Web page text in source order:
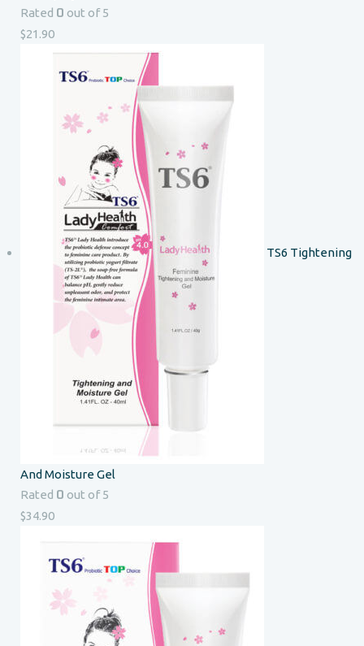
Rated 0 out of 5
$21.90
TS6 Tightening
And Moisture Gel
Rated 0 out of 5
$34.90